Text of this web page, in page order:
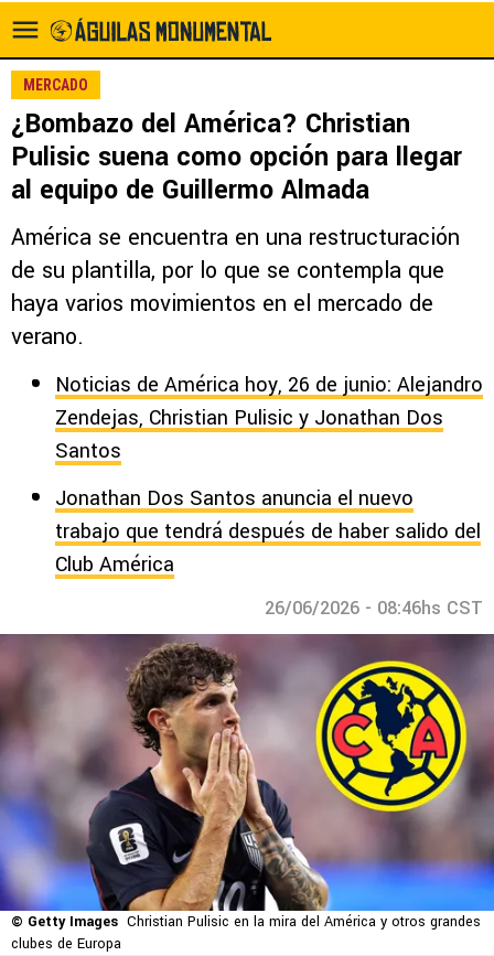
MERCADO
¿Bombazo del América? Christian
Pulisic suena como opción para llegar
al equipo de Guillermo Almada
América se encuentra en una restructuración
de su plantilla, por lo que se contempla que
haya varios movimientos en el mercado de
verano.
Noticias de América hoy, 26 de junio: Alejandro
Zendejas, Christian Pulisic y Jonathan Dos
Santos
Jonathan Dos Santos anuncia el nuevo
trabajo que tendrá después de haber salido del
Club América
26/06/2026 - 08:46hs CST
© Getty Images Christian Pulisic en la mira del América y otros grandes
clubes de Europa